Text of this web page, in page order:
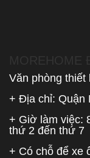
Văn phòng thiết
+ Địa chỉ: Quận
+ Giờ làm việc:
thứ 2 đến thứ 7
+ Có chỗ để xe